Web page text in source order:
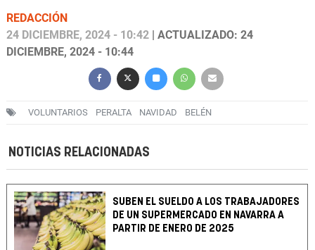
REDACCIÓN
24 DICIEMBRE, 2024 - 10:42 | ACTUALIZADO: 24
DICIEMBRE, 2024 - 10:44
VOLUNTARIOS PERALTA NAVIDAD BELÉN
NOTICIAS RELACIONADAS
SUBEN EL SUELDO A LOS TRABAJADORES
DE UN SUPERMERCADO EN NAVARRA A
PARTIR DE ENERO DE 2025